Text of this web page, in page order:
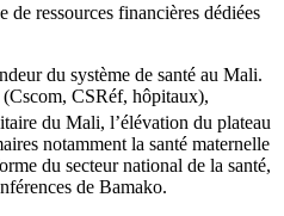
de ressources financières dédiées
du système de santé au Mali.
(Cscom, CSRéf, hôpitaux),
du Mali, l’élévation du plateau
notamment la santé maternelle
du secteur national de la santé,
de Bamako.